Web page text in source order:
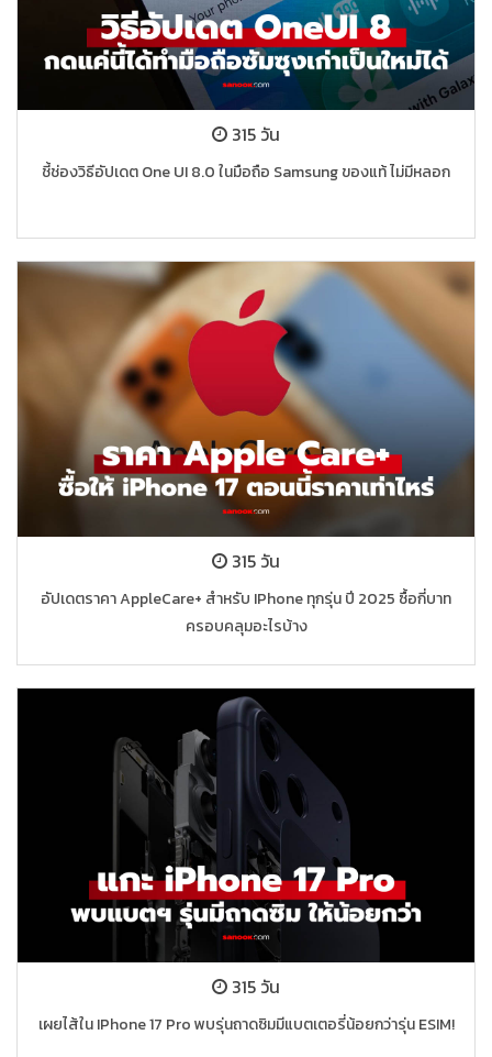
315 วัน
ชี้ช่องวิธีอัปเดต One UI 8.0 ในมือถือ Samsung ของแท้ ไม่มีหลอก
315 วัน
อัปเดตราคา AppleCare+ สำหรับ IPhone ทุกรุ่น ปี 2025 ซื้อกี่บาท
ครอบคลุมอะไรบ้าง
315 วัน
เผยไส้ใน IPhone 17 Pro พบรุ่นถาดซิมมีแบตเตอรี่น้อยกว่ารุ่น ESIM!